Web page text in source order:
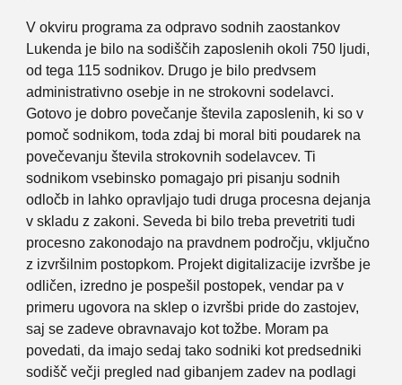
V okviru programa za odpravo sodnih zaostankov
Lukenda je bilo na sodiščih zaposlenih okoli 750 ljudi,
od tega 115 sodnikov. Drugo je bilo predvsem
administrativno osebje in ne strokovni sodelavci.
Gotovo je dobro povečanje števila zaposlenih, ki so v
pomoč sodnikom, toda zdaj bi moral biti poudarek na
povečevanju števila strokovnih sodelavcev. Ti
sodnikom vsebinsko pomagajo pri pisanju sodnih
odločb in lahko opravljajo tudi druga procesna dejanja
v skladu z zakoni. Seveda bi bilo treba prevetriti tudi
procesno zakonodajo na pravdnem področju, vključno
z izvršilnim postopkom. Projekt digitalizacije izvršbe je
odličen, izredno je pospešil postopek, vendar pa v
primeru ugovora na sklep o izvršbi pride do zastojev,
saj se zadeve obravnavajo kot tožbe. Moram pa
povedati, da imajo sedaj tako sodniki kot predsedniki
sodišč večji pregled nad gibanjem zadev na podlagi